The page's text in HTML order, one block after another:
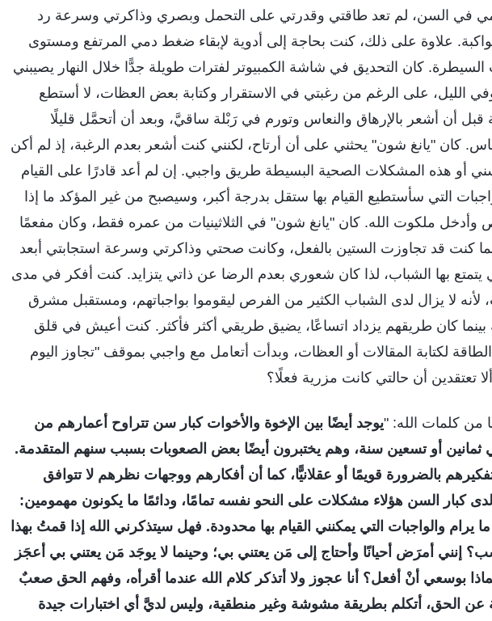
في السن، لم تعد طاقتي وقدرتي على التحمل وبصري وذاكرتي وسرعة رد
علاوة على ذلك، كنت بحاجة إلى أدوية لإبقاء ضغط دمي المرتفع ومستوى
كان التحديق في شاشة الكمبيوتر لفترات طويلة جدًّا خلال النهار يصيبني
الليل، على الرغم من رغبتي في الاستقرار وكتابة بعض العظات، لا أستطع
قبل أن أشعر بالإرهاق والنعاس وتورم في رَبْلة ساقيَّ، وبعد أن أتحمَّل قليلًا
كان "يانغ شون" يحثني على أن أرتاح، لكنني كنت أشعر بعدم الرغبة، إذ لم أكن
أو هذه المشكلات الصحية البسيطة طريق واجبي. إن لم أعد قادرًا على القيام
التي سأستطيع القيام بها ستقل بدرجة أكبر، وسيصبح من غير المؤكد ما إذا
وأدخل ملكوت الله. كان "يانغ شون" في الثلاثينيات من عمره فقط، وكان مفعمًا
كنت قد تجاوزت الستين بالفعل، وكانت صحتي وذاكرتي وسرعة استجابتي أبعد
يتمتع بها الشباب، لذا كان شعوري بعدم الرضا عن ذاتي يتزايد. كنت أفكر في مدى
لا يزال لدى الشباب الكثير من الفرص ليقوموا بواجباتهم، ومستقبل مشرق
كان طريقهم يزداد اتساعًا، يضيق طريقي أكثر فأكثر. كنت أعيش في قلق
لكتابة المقالات أو العظات، وبدأت أتعامل مع واجبي بموقف "تجاوز اليوم
تعتقدين أن حالتي كانت مزرية فعلًا؟
من كلمات الله: "يوجد أيضًا بين الإخوة والأخوات كبار سن تتراوح أعمارهم من
ثمانين أو تسعين سنة، وهم يختبرون أيضًا بعض الصعوبات بسبب سنهم المتقدمة.
بالضرورة قويمًا أو عقلانيًّا، كما أن أفكارهم ووجهات نظرهم لا تتوافق
كبار السن هؤلاء مشكلات على النحو نفسه تمامًا، ودائمًا ما يكونون مهمومين:
والواجبات التي يمكنني القيام بها محدودة. فهل سيتذكرني الله إذا قمتُ بهذا
إنني أمرَض أحيانًا وأحتاج إلى مَن يعتني بي؛ وحينما لا يوجَد مَن يعتني بي أعجَز
بوسعي أنْ أفعل؟ أنا عجوز ولا أتذكر كلام الله عندما أقرأه، وفهم الحق صعبٌ
الحق، أتكلم بطريقة مشوشة وغير منطقية، وليس لديَّ أي اختبارات جيدة